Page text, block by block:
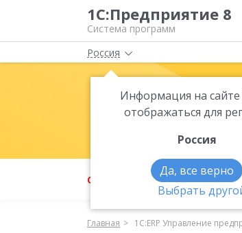
1С:Предприятие 8
Система программ
Россия
Информация на сайте
отображаться для
Россия
Да, все верно
Выбрать
1С:ERP
О продукте
Главная 1С:ERP Управление